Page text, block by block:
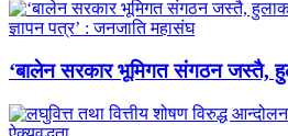
‘बालेन सरकार भूमिगत संगठन जस्तै,